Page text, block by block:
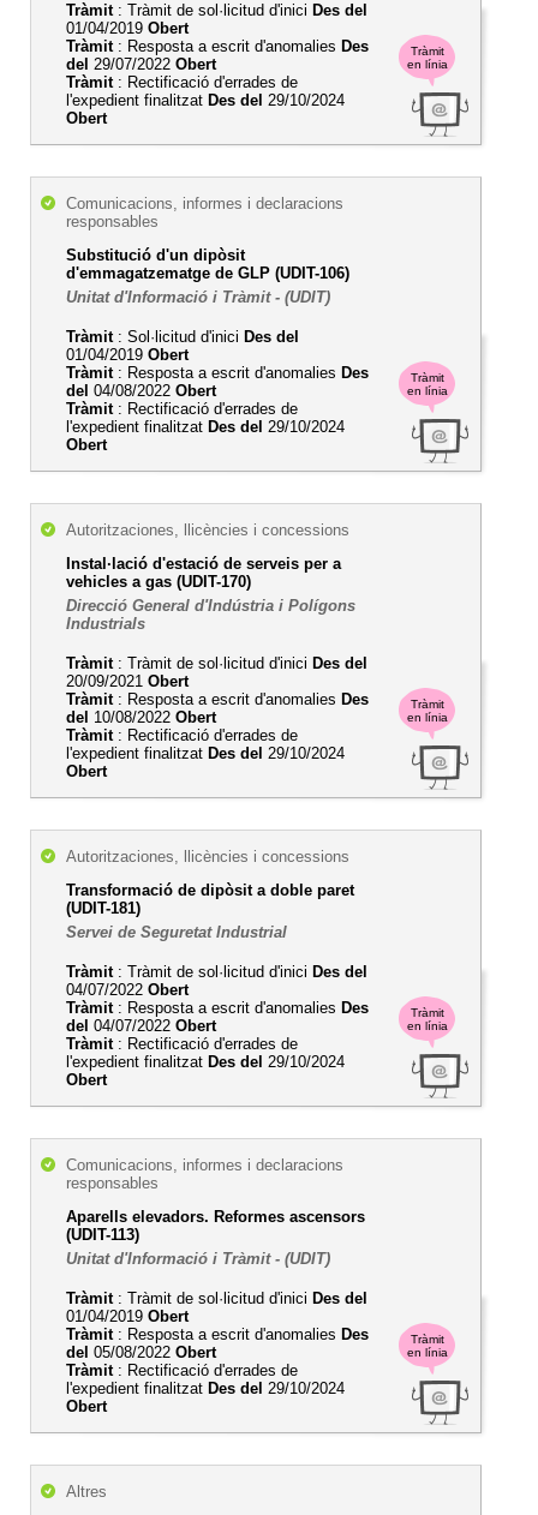
Tràmit
en línia
Tràmit: Tràmit de sol·licitud d'inici Des del
01/04/2019 Obert
Tràmit: Resposta a escrit d'anomalies Des
del 29/07/2022 Obert
Tràmit: Rectificació d'errades de
l'expedient finalitzat Des del 29/10/2024
Obert
Tràmit
en línia
Comunicacions, informes i declaracions
responsables
Substitució d'un dipòsit
d'emmagatzematge de GLP (UDIT-106)
Unitat d'Informació i Tràmit - (UDIT)
Tràmit: Sol·licitud d'inici Des del
01/04/2019 Obert
Tràmit: Resposta a escrit d'anomalies Des
del 04/08/2022 Obert
Tràmit: Rectificació d'errades de
l'expedient finalitzat Des del 29/10/2024
Obert
Tràmit
en línia
Autoritzaciones, llicències i concessions
Instal·lació d'estació de serveis per a
vehicles a gas (UDIT-170)
Direcció General d'Indústria i Polígons
Industrials
Tràmit: Tràmit de sol·licitud d'inici Des del
20/09/2021 Obert
Tràmit: Resposta a escrit d'anomalies Des
del 10/08/2022 Obert
Tràmit: Rectificació d'errades de
l'expedient finalitzat Des del 29/10/2024
Obert
Tràmit
en línia
Autoritzaciones, llicències i concessions
Transformació de dipòsit a doble paret
(UDIT-181)
Servei de Seguretat Industrial
Tràmit: Tràmit de sol·licitud d'inici Des del
04/07/2022 Obert
Tràmit: Resposta a escrit d'anomalies Des
del 04/07/2022 Obert
Tràmit: Rectificació d'errades de
l'expedient finalitzat Des del 29/10/2024
Obert
Tràmit
en línia
Comunicacions, informes i declaracions
responsables
Aparells elevadors. Reformes ascensors
(UDIT-113)
Unitat d'Informació i Tràmit - (UDIT)
Tràmit: Tràmit de sol·licitud d'inici Des del
01/04/2019 Obert
Tràmit: Resposta a escrit d'anomalies Des
del 05/08/2022 Obert
Tràmit: Rectificació d'errades de
l'expedient finalitzat Des del 29/10/2024
Obert
Altres